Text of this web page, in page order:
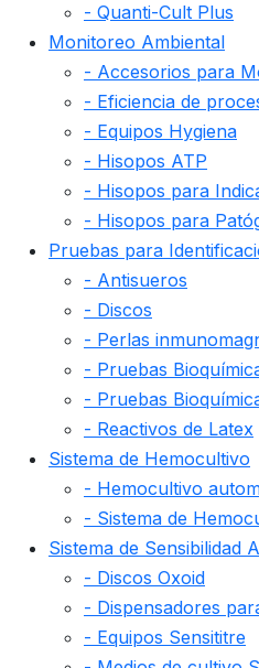
- Quanti-Cult Plus
Monitoreo Ambiental
- Accesorios para
- Eficiencia de
- Equipos Hygiena
- Hisopos ATP
- Hisopos para
- Hisopos para
Pruebas para
- Antisueros
- Discos
- Perlas
- Pruebas
- Pruebas
- Reactivos de Latex
Sistema de Hemocultivo
- Hemocultivo
- Sistema de
Sistema de Sensibilidad
- Discos Oxoid
- Dispensadores
- Equipos Sensititre